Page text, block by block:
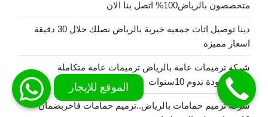
متخصصون بالرياض100% اتصل بنا الان
دينا توصيل اثاث جمعيه خيرية بالرياض نصلك خلال 30 دقيقة
اسعار مميزة
شركة ترميمات عامة بالرياض ترميمات عامة متكاملة
شركة ترميم حمامات بالرياض..ترميم حمامات فاخربضمان